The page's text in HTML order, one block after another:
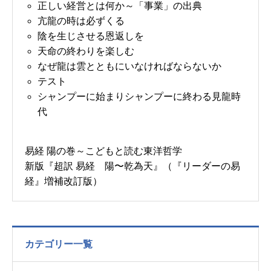
正しい経営とは何か～「事業」の出典
亢龍の時は必ずくる
陰を生じさせる恩返しを
天命の終わりを楽しむ
なぜ龍は雲とともにいなければならないか
テスト
シャンプーに始まりシャンプーに終わる見龍時
代
易経 陽の巻～こどもと読む東洋哲学
新版『超訳 易経 陽〜乾為天』（『リーダーの易
経』増補改訂版）
カテゴリー一覧